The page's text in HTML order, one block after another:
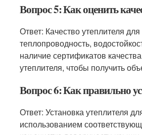
Вопрос 5: Как оценить
Ответ: Качество утеплителя
теплопроводность,
наличие сертификатов
утеплителя, чтобы получить
Вопрос 6: Как правильно
Ответ: Установка утеплителя
использованием